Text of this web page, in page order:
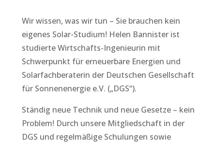
Wir wissen, was wir tun – Sie brauchen kein
eigenes Solar-Studium! Helen Bannister ist
studierte Wirtschafts-Ingenieurin mit
Schwerpunkt für erneuerbare Energien und
Solarfachberaterin der Deutschen Gesellschaft
für Sonnenenergie e.V. („DGS“).
Ständig neue Technik und neue Gesetze – kein
Problem! Durch unsere Mitgliedschaft in der
DGS und regelmäßige Schulungen sowie